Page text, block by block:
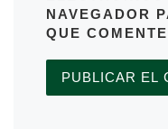
NAVEGADOR
QUE